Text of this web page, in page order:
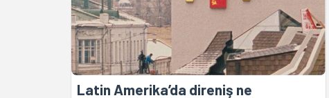
Latin Amerika’da direniş ne